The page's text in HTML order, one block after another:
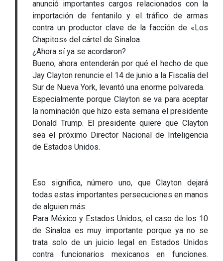
anunció importantes cargos relacionados con la
importación de fentanilo y el tráfico de armas
contra un productor clave de la facción de «Los
Chapitos» del cártel de Sinaloa.
¿Ahora sí ya se acordaron?
Bueno, ahora entenderán por qué el hecho de que
Jay Clayton renuncie el 14 de junio a la Fiscalía del
Sur de Nueva York, levantó una enorme polvareda.
Especialmente porque Clayton se va para aceptar
la nominación que hizo esta semana el presidente
Donald Trump. El presidente quiere que Clayton
sea el próximo Director Nacional de Inteligencia
de Estados Unidos.
Eso significa, número uno, que Clayton dejará
todas estas importantes persecuciones en manos
de alguien más.
Para México y Estados Unidos, el caso de los 10
de Sinaloa es muy importante porque ya no se
trata solo de un juicio legal en Estados Unidos
contra funcionarios mexicanos en funciones.